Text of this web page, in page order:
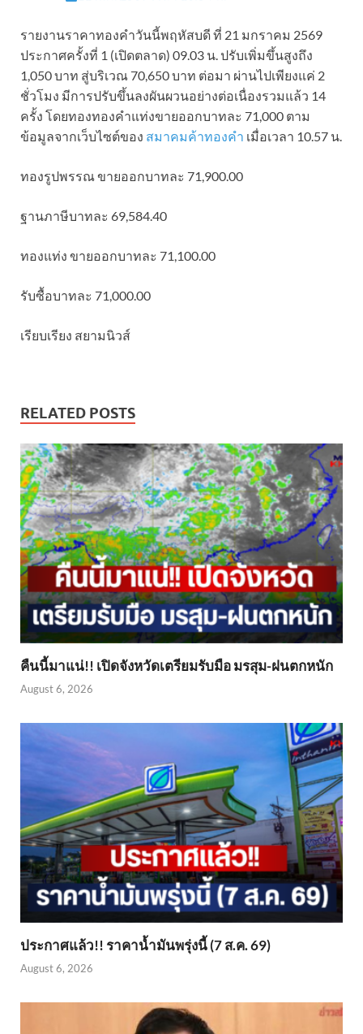
รายงานราคาทองคําวันนี้พฤหัสบดี ที่ 21 มกราคม 2569
ประกาศครั้งที่ 1 (เปิดตลาด) 09.03 น. ปรับเพิ่มขึ้นสูงถึง
1,050 บาท สู่บริเวณ 70,650 บาท ต่อมา ผ่านไปเพียงแค่ 2
ชั่วโมง มีการปรับขึ้นลงผันผวนอย่างต่อเนื่องรวมแล้ว 14
ครั้ง โดยทองทองคำแท่งขายออกบาทละ 71,000 ตาม
ข้อมูลจากเว็บไซต์ของ สมาคมค้าทองคำ เมื่อเวลา 10.57 น.
ทองรูปพรรณ ขายออกบาทละ 71,900.00
ฐานภาษีบาทละ 69,584.40
ทองแท่ง ขายออกบาทละ 71,100.00
รับซื้อบาทละ 71,000.00
เรียบเรียง สยามนิวส์
RELATED POSTS
คืนนี้มาแน่!! เปิดจังหวัดเตรียมรับมือ มรสุม-ฝนตกหนัก
August 6, 2026
ประกาศแล้ว!! ราคาน้ำมันพรุ่งนี้ (7 ส.ค. 69)
August 6, 2026